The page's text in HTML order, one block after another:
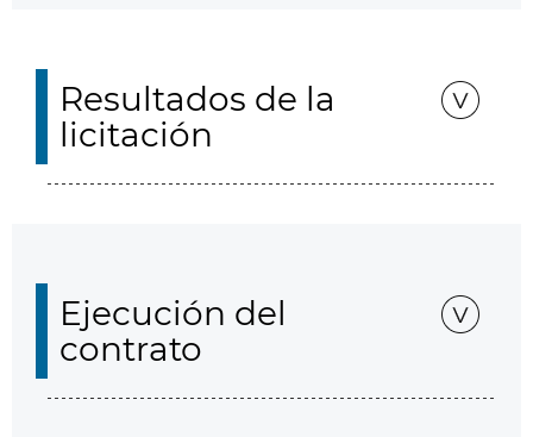
Resultados de la
licitación
Ejecución del
contrato